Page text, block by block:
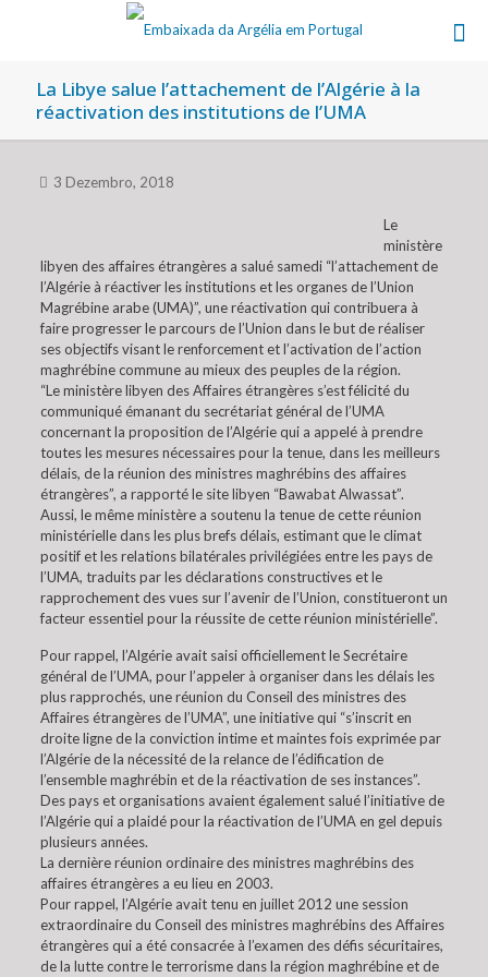
La Libye salue l’attachement de l’Algérie à la
réactivation des institutions de l’UMA
3 Dezembro, 2018
Le
ministère
libyen des affaires étrangères a salué samedi “l’attachement de
l’Algérie à réactiver les institutions et les organes de l’Union
Magrébine arabe (UMA)”, une réactivation qui contribuera à
faire progresser le parcours de l’Union dans le but de réaliser
ses objectifs visant le renforcement et l’activation de l’action
maghrébine commune au mieux des peuples de la région.
“Le ministère libyen des Affaires étrangères s’est félicité du
communiqué émanant du secrétariat général de l’UMA
concernant la proposition de l’Algérie qui a appelé à prendre
toutes les mesures nécessaires pour la tenue, dans les meilleurs
délais, de la réunion des ministres maghrébins des affaires
étrangères”, a rapporté le site libyen “Bawabat Alwassat”.
Aussi, le même ministère a soutenu la tenue de cette réunion
ministérielle dans les plus brefs délais, estimant que le climat
positif et les relations bilatérales privilégiées entre les pays de
l’UMA, traduits par les déclarations constructives et le
rapprochement des vues sur l’avenir de l’Union, constitueront un
facteur essentiel pour la réussite de cette réunion ministérielle”.
Pour rappel, l’Algérie avait saisi officiellement le Secrétaire
général de l’UMA, pour l’appeler à organiser dans les délais les
plus rapprochés, une réunion du Conseil des ministres des
Affaires étrangères de l’UMA”, une initiative qui “s’inscrit en
droite ligne de la conviction intime et maintes fois exprimée par
l’Algérie de la nécessité de la relance de l’édification de
l’ensemble maghrébin et de la réactivation de ses instances”.
Des pays et organisations avaient également salué l’initiative de
l’Algérie qui a plaidé pour la réactivation de l’UMA en gel depuis
plusieurs années.
La dernière réunion ordinaire des ministres maghrébins des
affaires étrangères a eu lieu en 2003.
Pour rappel, l’Algérie avait tenu en juillet 2012 une session
extraordinaire du Conseil des ministres maghrébins des Affaires
étrangères qui a été consacrée à l’examen des défis sécuritaires,
de la lutte contre le terrorisme dans la région maghrébine et de